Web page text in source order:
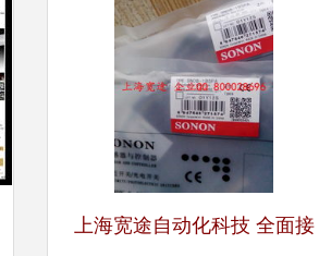
生
上海宽途自动化科技 全面接